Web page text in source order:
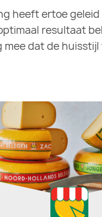
heeft ertoe
resultaat
mee dat de